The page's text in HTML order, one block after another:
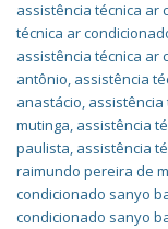
assistência técnica ar
técnica ar
assistência técnica ar
antônio, assistência
anastácio,
mutinga, assistência
paulista, assistência
raimundo pereira de
condicionado sanyo
condicionado sanyo